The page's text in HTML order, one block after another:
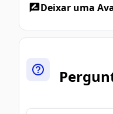
Deixar uma